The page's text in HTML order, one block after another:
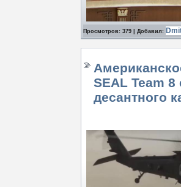
Просмотров: 379 | Добавил:
SEAL Team
десантного